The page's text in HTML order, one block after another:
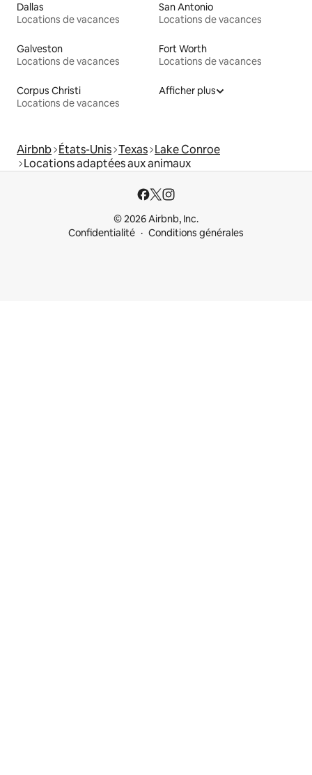
Dallas
Locations de vacances
San Antonio
Locations de vacances
Galveston
Locations de vacances
Fort Worth
Locations de vacances
Corpus Christi
Locations de vacances
Afficher plus
Airbnb États-Unis Texas Lake Conroe
Locations adaptées aux animaux
© 2026 Airbnb, Inc.
Confidentialité
Conditions générales